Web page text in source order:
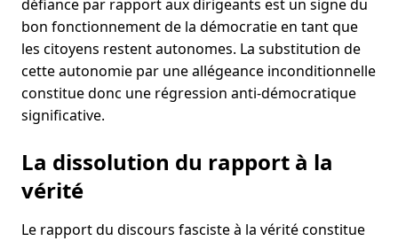
défiance par rapport aux dirigeants est un signe du
bon fonctionnement de la démocratie en tant que
les citoyens restent autonomes. La substitution de
cette autonomie par une allégeance inconditionnelle
constitue donc une régression anti-démocratique
significative.
La dissolution du rapport à la
vérité
Le rapport du discours fasciste à la vérité constitue